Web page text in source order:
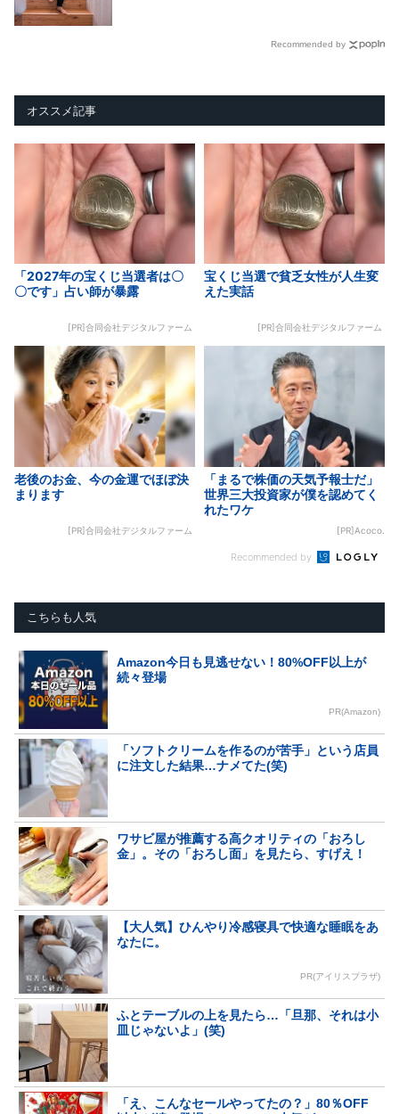
Recommended by
オススメ記事
「2027年の宝くじ当選者は〇
〇です」占い師が暴露
[PR]合同会社デジタルファーム
宝くじ当選で貧乏女性が人生変
えた実話
[PR]合同会社デジタルファーム
老後のお金、今の金運でほぼ決
まります
[PR]合同会社デジタルファーム
「まるで株価の天気予報士だ」
世界三大投資家が僕を認めてく
れたワケ
[PR]Acoco.
Recommended by
こちらも人気
Amazon今日も見逃せない！80%OFF以上が
続々登場
PR(Amazon)
「ソフトクリームを作るのが苦手」という店員
に注文した結果…ナメてた(笑)
ワサビ屋が推薦する高クオリティの「おろし
金」。その「おろし面」を見たら、すげえ！
【大人気】ひんやり冷感寝具で快適な睡眠をあ
なたに。
PR(アイリスプラザ)
ふとテーブルの上を見たら…「旦那、それは小
皿じゃないよ」(笑)
「え、こんなセールやってたの？」80％OFF